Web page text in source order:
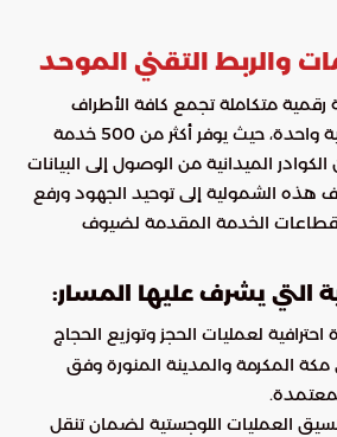
والربط التقني الموحد
متكاملة تجمع كافة الأطراف
المعنية تحت مظلة تقنية واحدة، حيث يوفر أكثر من 500 خدمة
الميدانية من الوصول إلى البيانات
هذه الشمولية إلى توحيد الجهود ورفع
قطاعات الخدمة المقدمة لضيوف
التي يشرف عليها المسار:
احترافية لعمليات الحجز وتوزيع الحجاج
مكة المكرمة والمدينة المنورة وفق
العمليات اللوجستية لضمان تنقل